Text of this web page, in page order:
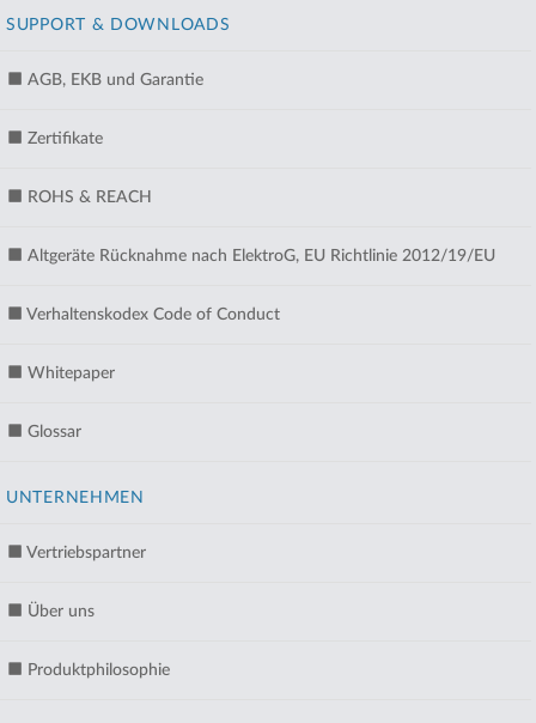
SUPPORT & DOWNLOADS
AGB, EKB und Garantie
Zertifikate
ROHS & REACH
Altgeräte Rücknahme nach ElektroG, EU Richtlinie 2012/19/EU
Verhaltenskodex Code of Conduct
Whitepaper
Glossar
UNTERNEHMEN
Vertriebspartner
Über uns
Produktphilosophie